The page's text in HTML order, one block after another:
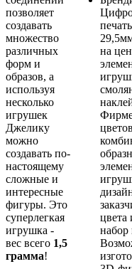
позволяет
создавать
множество
различных
форм и
образов, а
используя
несколько
игрушек
Джелику
можно
создавать по-
настоящему
сложные и
интересные
фигуры. Это
суперлегкая
игрушка -
вес всего 1,5
грамма!
на
цвета
набор